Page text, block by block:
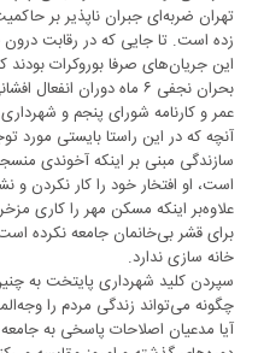
تهران ضربه‌ای جبران ناپذیر بر
زده است. تا جایی که در رقابت
بحران نجفی ۶ ماه دوران
عمر و کارنامه شورای پنجم و شهرداری
آنچه که در این راستا بایستی مورد
سازندگی مبنی بر اینکه آخوندی
است، او افتخار خود را کار نکردن و
علاوه‌بر اینکه مسکن مهر را کاری
برای قشر بی‌خانمان جامعه نکرده
خانه سازی ندارد.
سپردن کلید شهرداری پایتخت به
چگونه می‌تواند زندگی مردم را
آیا مدعیان اصلاحات پاسخی به